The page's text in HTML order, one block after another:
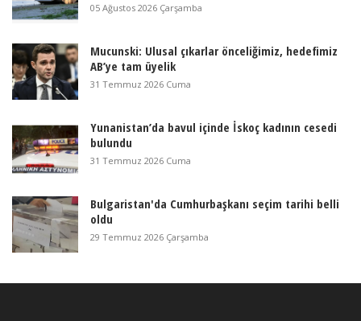
05 Ağustos 2026 Çarşamba
Mucunski: Ulusal çıkarlar önceliğimiz, hedefimiz
AB’ye tam üyelik
31 Temmuz 2026 Cuma
Yunanistan’da bavul içinde İskoç kadının cesedi
bulundu
31 Temmuz 2026 Cuma
Bulgaristan'da Cumhurbaşkanı seçim tarihi belli
oldu
29 Temmuz 2026 Çarşamba